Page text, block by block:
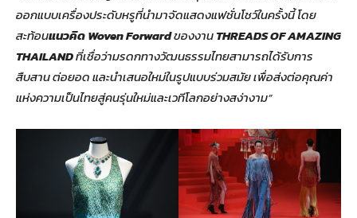
ออกแบบเครื่องประดับหรูที่นำมาจัดแสดงแฟชั่นโชว์ในครั้งนี้ โดย
สะท้อนแนวคิดWoven ForwardของงานTHREADS OF AMAZING
THAILANDที่เชื่อว่ามรดกทางวัฒนธรรมไทยสามารถได้รับการ
สืบสาน ต่อยอด และนำเสนอใหม่ในรูปแบบร่วมสมัย เพื่อส่งต่อคุณค่า
แห่งความเป็นไทยสู่คนรุ่นใหม่และเวทีโลกอย่างสง่างาม”